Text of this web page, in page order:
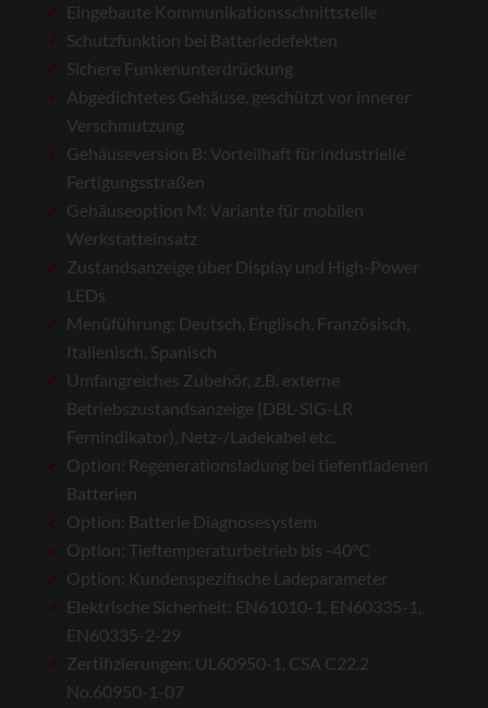
Eingebaute Kommunikations­schnittstelle
Schutzfunktion bei Batterie­defekten
Sichere Funkenunterdrückung
Abgedichtetes Gehäuse, geschützt vor innerer
Verschmutzung
Gehäuseversion B: Vorteilhaft für industrielle
Fertigungsstraßen
Gehäuseoption M: Variante für mobilen
Werkstatteinsatz
Zustandsanzeige über Display und High-Power
LEDs
Menüführung: Deutsch, Englisch, Französisch,
Italienisch, Spanisch
Umfangreiches Zubehör, z.B. externe
Betriebszustandsanzeige (DBL-SIG-LR
Fernindikator), Netz-/Ladekabel etc.
Option: Regenerationsladung bei tiefentladenen
Batterien
Option: Batterie Diagnosesystem
Option: Tieftemperaturbetrieb bis -40°C
Option: Kundenspezifische Ladeparameter
Elektrische Sicherheit: EN61010-1, EN60335-1,
EN60335-2-29
Zertifizierungen: UL60950-1, CSA C22.2
No.60950-1-07